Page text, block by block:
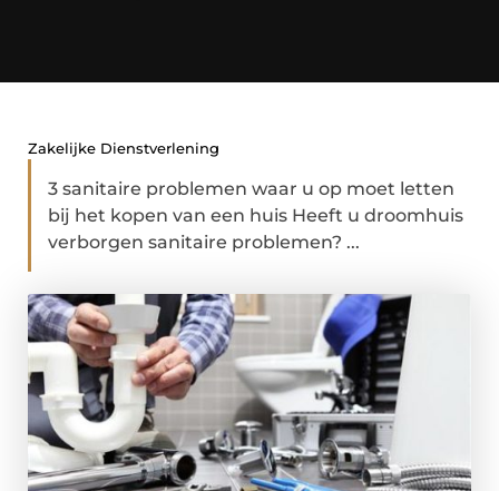
Zakelijke Dienstverlening
3 sanitaire problemen waar u op moet letten
bij het kopen van een huis Heeft u droomhuis
verborgen sanitaire problemen? ...